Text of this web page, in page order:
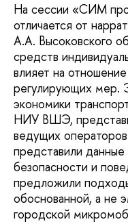
На сессии «СИМ
отличается от
А.А. Высоковского
средств
влияет на
регулирующих мер.
экономики
НИУ ВШЭ,
ведущих
представили
безопасности и
предложили
обоснованной, а не
городской